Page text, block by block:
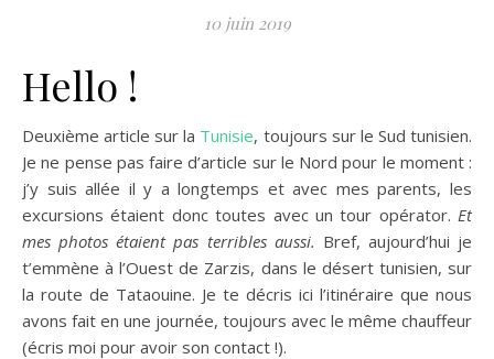
10 juin 2019
Hello !
Deuxième article sur la Tunisie, toujours sur le Sud tunisien.
Je ne pense pas faire d’article sur le Nord pour le moment :
j’y suis allée il y a longtemps et avec mes parents, les
excursions étaient donc toutes avec un tour opérator. Et
mes photos étaient pas terribles aussi. Bref, aujourd’hui je
t’emmène à l’Ouest de Zarzis, dans le désert tunisien, sur
la route de Tataouine. Je te décris ici l’itinéraire que nous
avons fait en une journée, toujours avec le même chauffeur
(écris moi pour avoir son contact !).